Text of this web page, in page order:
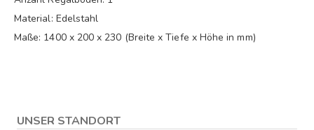
Material: Edelstahl
Maße: 1400 x 200 x 230 (Breite x Tiefe x Höhe in mm)
UNSER STANDORT